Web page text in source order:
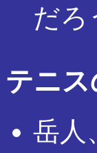
だろ
テニ
岳人